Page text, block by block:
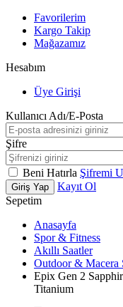
Favorilerim
Kargo Takip
Mağazamız
Hesabım
Üye Girişi
Kullanıcı Adı/E-Posta
Şifre
Beni Hatırla Şifremi
Giriş Yap
Kayıt Ol
Sepetim
Anasayfa
Spor & Fitness
Akıllı Saatler
Outdoor & Macera
Epix Gen 2
Titanium